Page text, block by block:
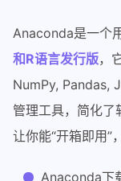
Anaconda是一个
和R语言发行版，
NumPy, Pandas,
管理工具，简化了
让你能“开箱即用”
Anaconda下